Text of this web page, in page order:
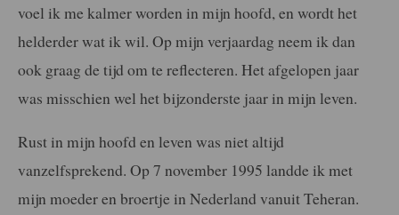
voel ik me kalmer worden in mijn hoofd, en wordt het
helderder wat ik wil. Op mijn verjaardag neem ik dan
ook graag de tijd om te reflecteren. Het afgelopen jaar
was misschien wel het bijzonderste jaar in mijn leven.
Rust in mijn hoofd en leven was niet altijd
vanzelfsprekend. Op 7 november 1995 landde ik met
mijn moeder en broertje in Nederland vanuit Teheran.